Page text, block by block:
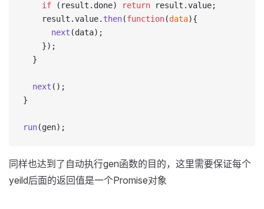
    if
(result.done) return result.value;
    result.value.
then(function(data){
      next
(data);
    });
  }
  next
();
}
run(gen);
同样也达到了自动执行gen函数的目的，这里需要保证每个
yeild后面的返回值是一个Promise对象